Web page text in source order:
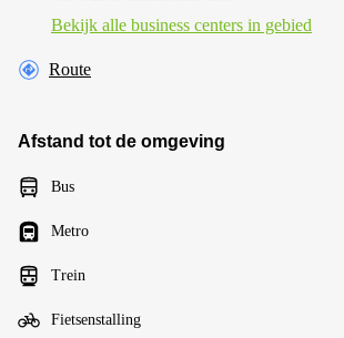
Bekijk alle business centers in gebied
Route
Afstand tot de omgeving
Bus
Metro
Trein
Fietsenstalling